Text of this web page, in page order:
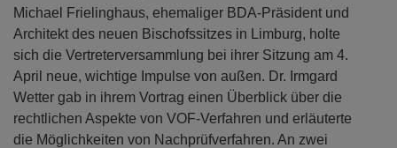
Michael Frielinghaus, ehemaliger BDA-Präsident und
Architekt des neuen Bischofssitzes in Limburg, holte
sich die Vertreterversammlung bei ihrer Sitzung am 4.
April neue, wichtige Impulse von außen. Dr. Irmgard
Wetter gab in ihrem Vortrag einen Überblick über die
rechtlichen Aspekte von VOF-Verfahren und erläuterte
die Möglichkeiten von Nachprüfverfahren. An zwei